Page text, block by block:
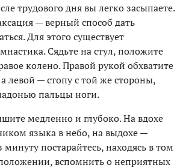
трудового дня вы легко засыпаете.
— верный способ дать
Для этого существует
Сядьте на стул, положите
колено. Правой рукой обхватите
левой — стопу с той же стороны,
пальцы ноги.
медленно и глубоко. На вдохе
языка в небо, на выдохе —
минуту постарайтесь, находясь в том
вспомнить о неприятных